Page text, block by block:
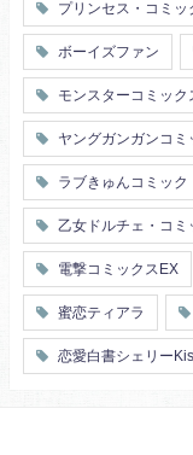
プリンセス・コミッ
ボーイズファン
モンスターコミック
ヤングガンガンコミ
ラブきゅんコミック
乙女ドルチェ・コミ
電撃コミックスEX
蜜恋ティアラ
恋愛白書シェリー